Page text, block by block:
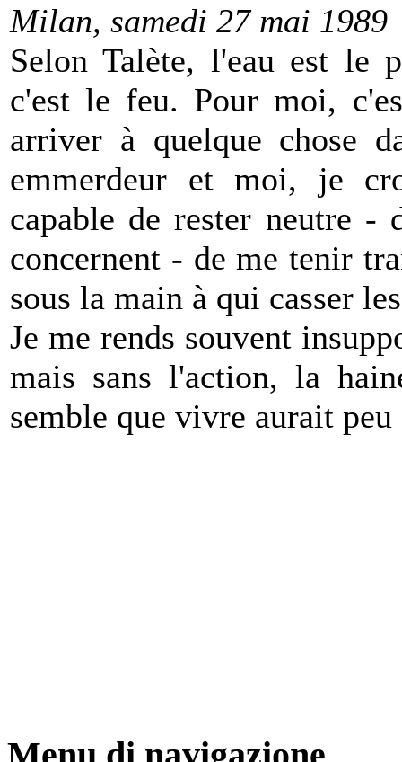
Milan, samedi 27 mai 1989
Selon Talète, l'eau est le
c'est le feu. Pour moi,
arriver à quelque chose
emmerdeur et moi, je
capable de rester neutre -
concernent - de me tenir
sous la main à qui casser
Je me rends souvent
mais sans l'action, la
semble que vivre aurait